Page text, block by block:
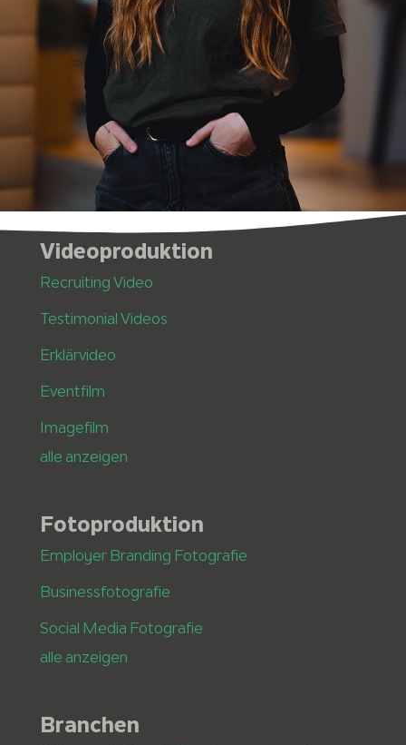
Videoproduktion
Recruiting Video
Testimonial Videos
Erklärvideo
Eventfilm
Imagefilm
alle anzeigen
Fotoproduktion
Employer Branding Fotografie
Businessfotografie
Social Media Fotografie
alle anzeigen
Branchen